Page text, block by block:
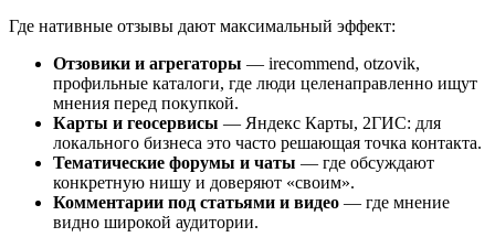
Где нативные отзывы дают максимальный эффект:
Отзовики и агрегаторы — irecommend, otzovik,
профильные каталоги, где люди целенаправленно ищут
мнения перед покупкой.
Карты и геосервисы — Яндекс Карты, 2ГИС: для
локального бизнеса это часто решающая точка контакта.
Тематические форумы и чаты — где обсуждают
конкретную нишу и доверяют «своим».
Комментарии под статьями и видео — где мнение
видно широкой аудитории.